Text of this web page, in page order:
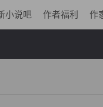
小说吧 作者福利 作